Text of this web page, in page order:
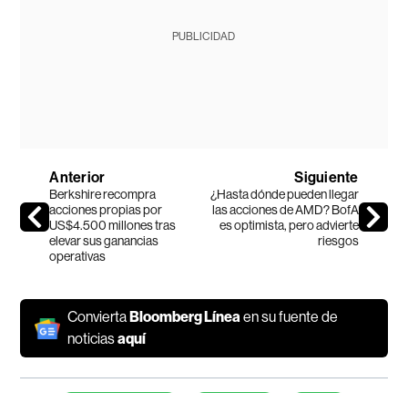
PUBLICIDAD
Anterior
Berkshire recompra
acciones propias por
US$4.500 millones tras
elevar sus ganancias
operativas
Siguiente
¿Hasta dónde pueden llegar
las acciones de AMD? BofA
es optimista, pero advierte
riesgos
Convierta Bloomberg Líneaen su fuente de
noticiasaquí